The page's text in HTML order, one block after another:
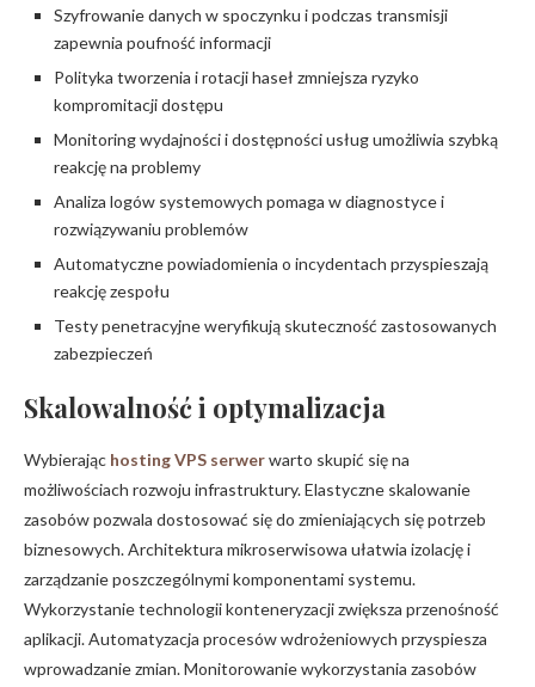
Szyfrowanie danych w spoczynku i podczas transmisji
zapewnia poufność informacji
Polityka tworzenia i rotacji haseł zmniejsza ryzyko
kompromitacji dostępu
Monitoring wydajności i dostępności usług umożliwia szybką
reakcję na problemy
Analiza logów systemowych pomaga w diagnostyce i
rozwiązywaniu problemów
Automatyczne powiadomienia o incydentach przyspieszają
reakcję zespołu
Testy penetracyjne weryfikują skuteczność zastosowanych
zabezpieczeń
Skalowalność i optymalizacja
Wybierając hosting VPS serwerwarto skupić się na
możliwościach rozwoju infrastruktury. Elastyczne skalowanie
zasobów pozwala dostosować się do zmieniających się potrzeb
biznesowych. Architektura mikroserwisowa ułatwia izolację i
zarządzanie poszczególnymi komponentami systemu.
Wykorzystanie technologii konteneryzacji zwiększa przenośność
aplikacji. Automatyzacja procesów wdrożeniowych przyspiesza
wprowadzanie zmian. Monitorowanie wykorzystania zasobów